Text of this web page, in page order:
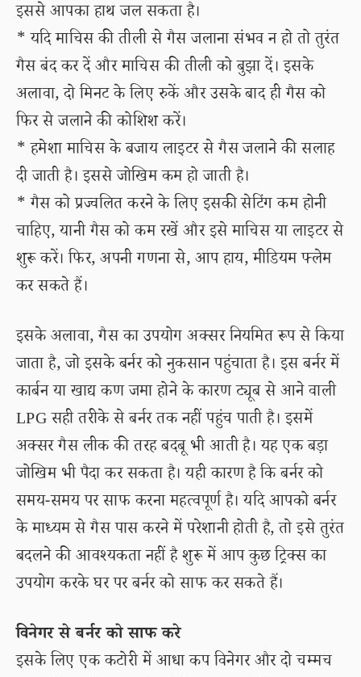
इससे आपका हाथ जल सकता है।
* यदि माचिस की तीली से गैस जलाना संभव न हो तो तुरंत
गैस बंद कर दें और माचिस की तीली को बुझा दें। इसके
अलावा, दो मिनट के लिए रुकें और उसके बाद ही गैस को
फिर से जलाने की कोशिश करें।
* हमेशा माचिस के बजाय लाइटर से गैस जलाने की सलाह
दी जाती है। इससे जोखिम कम हो जाती है।
* गैस को प्रज्वलित करने के लिए इसकी सेटिंग कम होनी
चाहिए, यानी गैस को कम रखें और इसे माचिस या लाइटर से
शुरू करें। फिर, अपनी गणना से, आप हाय, मीडियम फ्लेम
कर सकते हैं।
इसके अलावा, गैस का उपयोग अक्सर नियमित रूप से किया
जाता है, जो इसके बर्नर को नुकसान पहुंचाता है। इस बर्नर में
कार्बन या खाद्य कण जमा होने के कारण ट्यूब से आने वाली
LPG सही तरीके से बर्नर तक नहीं पहुंच पाती है। इसमें
अक्सर गैस लीक की तरह बदबू भी आती है। यह एक बड़ा
जोखिम भी पैदा कर सकता है। यही कारण है कि बर्नर को
समय-समय पर साफ करना महत्वपूर्ण है। यदि आपको बर्नर
के माध्यम से गैस पास करने में परेशानी होती है, तो इसे तुरंत
बदलने की आवश्यकता नहीं है शुरू में आप कुछ ट्रिक्स का
उपयोग करके घर पर बर्नर को साफ कर सकते हैं।
विनेगर से बर्नर को साफ करे
इसके लिए एक कटोरी में आधा कप विनेगर और दो चम्मच